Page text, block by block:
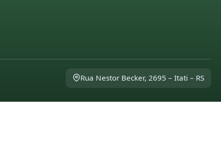
Rua Nestor Becker, 2695 – Itati – RS